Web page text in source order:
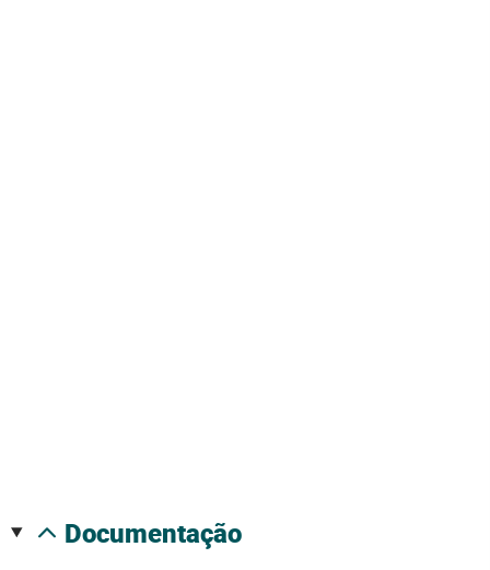
documentação